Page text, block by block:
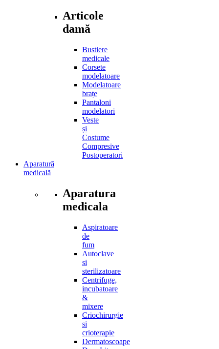
Articole
damă
Bustiere
medicale
Corsete
modelatoare
Modelatoare
brațe
Pantaloni
modelatori
Veste
și
Costume
Compresive
Postoperatori
Aparatură
medicală
Aparatura
medicala
Aspiratoare
de
fum
Autoclave
si
sterilizatoare
Centrifuge,
incubatoare
&
mixere
Criochirurgie
si
crioterapie
Dermatoscoape